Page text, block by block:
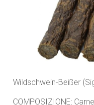
Wildschwein-Beißer
COMPOSIZIONE: